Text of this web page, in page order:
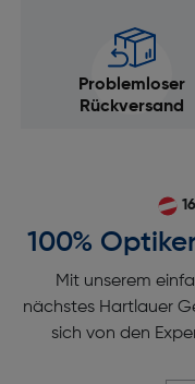
Problemloser
Rückversand
100%
Mit unserem
nächstes Hartlauer
sich von den